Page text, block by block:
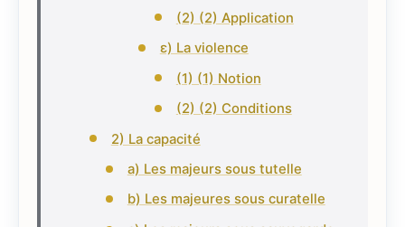
(2) (2) Application
ε) La violence
(1) (1) Notion
(2) (2) Conditions
2) La capacité
a) Les majeurs sous tutelle
b) Les majeures sous curatelle